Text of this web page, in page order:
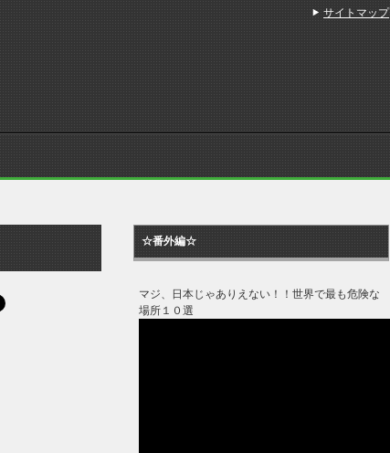
☆番外編☆
マジ、日本じゃありえない！！世界で最も危険な
場所１０選
サイトマップ